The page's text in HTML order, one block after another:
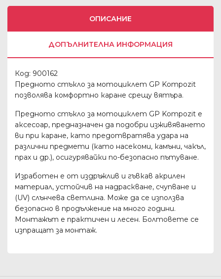
ОПИСАНИЕ
ДОПЪЛНИТЕЛНА ИНФОРМАЦИЯ
Код: 900162
Предното стъкло за мотоциклет GP Kompozit
позволява комфортно каране срещу вятъра.
Предното стъкло за мотоциклет GP Kompozit е
аксесоар, предназначен да подобри изживяването
ви при каране, като предотвратява удара на
различни предмети (като насекоми, камъни, чакъл,
прах и др.), осигурявайки по-безопасно пътуване.
Изработен е от издръжлив и гъвкав акрилен
материал, устойчив на надраскване, счупване и
(UV) слънчева светлина. Може да се използва
безопасно в продължение на много години.
Монтажът е практичен и лесен. Болтовете се
изпращат за монтаж.